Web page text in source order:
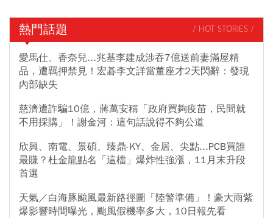
熱門話題 / HOT STORIES /
愛馬仕、香奈兒...兆基李建成涉吞7億送前妻滿屋精
品，遭羈押禁見！宏碁李文詳當董座才2天閃辭：發現
內部缺失
慈濟遭詐騙10億，蔣萬安稱「政府買夠疫苗，民間就
不用採購」！謝金河：這句話說得不夠公道
欣興、南電、景碩、臻鼎-KY、金居、尖點...PCB買誰
最賺？杜金龍點名「這檔」爆炸性強漲，11月末升段
首選
天氣／白海豚颱風最新路徑圖「陸警準備」！豪大雨紫
爆影響時間曝光，颱風假機率多大，10日報先看